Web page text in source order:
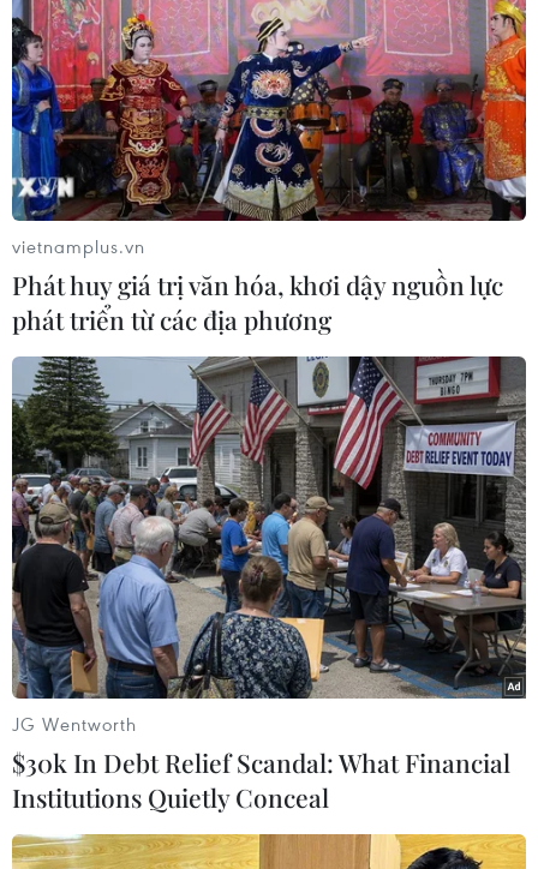
Giá dầu tăng trước những lo ngại về kế hoạch
mở lại Eo biển Hormuz
Giá dầu tăng vọt do Iran xem xét cấm tàu Mỹ
và Israel qua eo biển Hormuz
Giá dầu tăng khi nhà đầu tư thận trọng trước
tình hình Trung Đông
Giá dầu thô biến động nhẹ khi triển vọng đàm
phán Trung Đông vẫn khó đoán
Dầu thô chạm đáy ba tuần khi căng thẳng tại
eo biển Hormuz hạ nhiệt
TIN LIÊN QUAN
vietnamplus.vn
Phát huy giá trị văn hóa, khơi dậy nguồn lực
phát triển từ các địa phương
JG Wentworth
$30k In Debt Relief Scandal: What Financial
Institutions Quietly Conceal